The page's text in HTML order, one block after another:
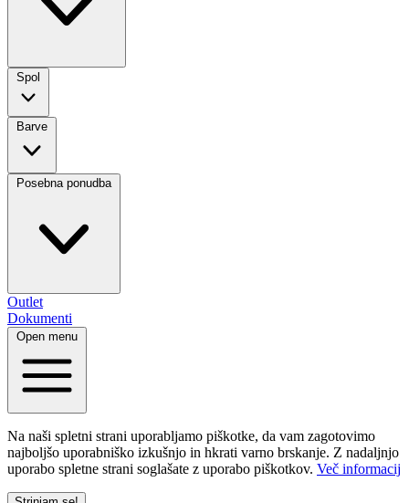
Spol
Barve
Posebna ponudba
Outlet
Dokumenti
Open menu
Na naši spletni strani uporabljamo piškotke, da vam zagotovimo
najboljšo uporabniško izkušnjo in hkrati varno brskanje. Z nadaljnjo
uporabo spletne strani soglašate z uporabo piškotkov. Več informacij